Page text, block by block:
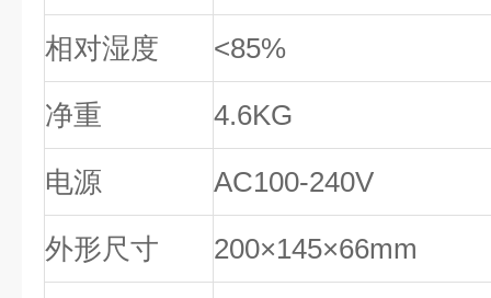
相对湿度 <85%
净重 4.6KG
电源 AC100-240V
外形尺寸 200×145×66mm